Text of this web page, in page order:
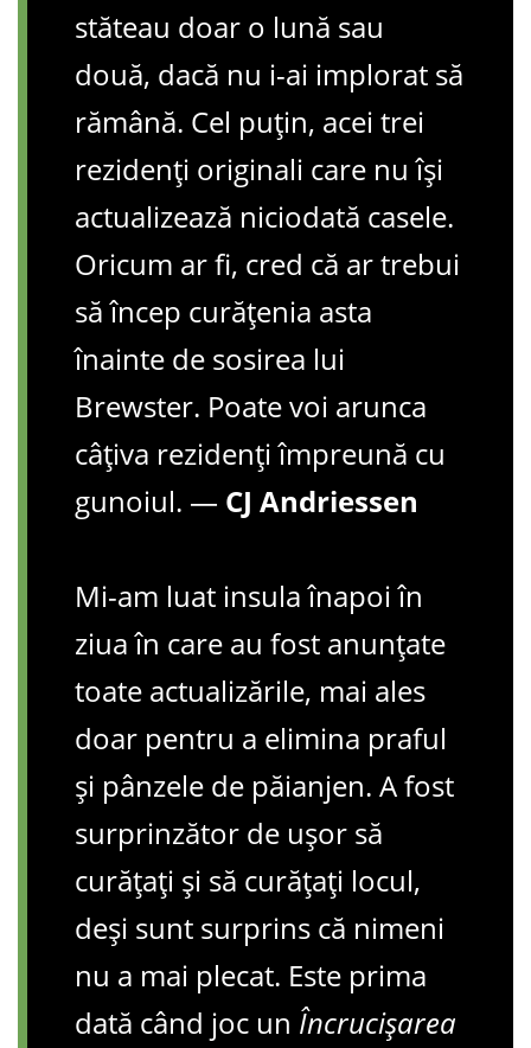
stăteau doar o lună sau
două, dacă nu i-ai implorat să
rămână. Cel puțin, acei trei
rezidenți originali care nu își
actualizează niciodată casele.
Oricum ar fi, cred că ar trebui
să încep curățenia asta
înainte de sosirea lui
Brewster. Poate voi arunca
câțiva rezidenți împreună cu
gunoiul. — CJ Andriessen
Mi-am luat insula înapoi în
ziua în care au fost anunțate
toate actualizările, mai ales
doar pentru a elimina praful
și pânzele de păianjen. A fost
surprinzător de ușor să
curățați și să curățați locul,
deși sunt surprins că nimeni
nu a mai plecat. Este prima
dată când joc un Încrucișarea